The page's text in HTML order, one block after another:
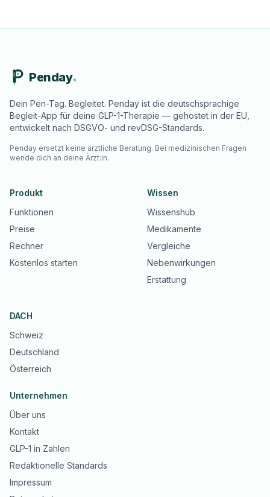
Penday
Dein Pen-Tag. Begleitet. Penday ist die deutschsprachige
Begleit-App für deine GLP-1-Therapie — gehostet in der EU,
entwickelt nach DSGVO- und revDSG-Standards.
Penday ersetzt keine ärztliche Beratung. Bei medizinischen Fragen
wende dich an deine Ärzt:in.
Produkt
Funktionen
Preise
Rechner
Kostenlos starten
Wissen
Wissenshub
Medikamente
Vergleiche
Nebenwirkungen
Erstattung
DACH
Schweiz
Deutschland
Österreich
Unternehmen
Über uns
Kontakt
GLP-1 in Zahlen
Redaktionelle Standards
Impressum